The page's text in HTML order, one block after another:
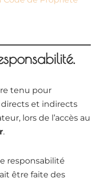
tenu pour
et indirects
lors de l’accès au
.
responsabilité
être faite des